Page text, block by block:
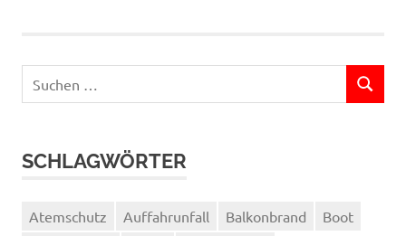
nach:
SUCHEN
SCHLAGWÖRTER
Atemschutz Auffahrunfall Balkonbrand
Boot